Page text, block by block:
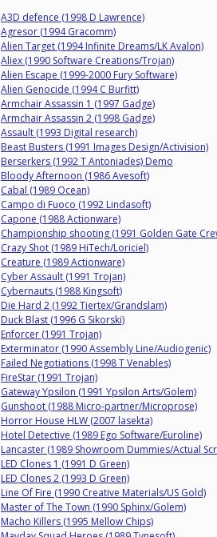
A3D defence (1998 D Lawrence)
Agresor (1994 Gracomm)
Alien Target (1994 Infinite Dreams/LK Avalon)
Aliex (1990 Software Creations/Trojan)
Alien Escape (1999-2000 Fury Software)
Alien Genocide (1994 C Burfitt)
Armchair Assassin 1 (1997 Gadge)
Armchair Assassin 2 (1998 Gadge)
Assault (1993 Digital research)
Beast Busters (1991 Images Design/Activision)
Berserkers (1992 T Antoniades) Demo
Bloody Afternoon (1986 Avesoft)
Cabal (1989 Ocean)
Campo di Fuoco (1992 Lindasoft)
Capone (1988 Actionware)
Championship shooting (1991 Golden Gate
Crazy Shot (1989 HiTech/Loriciel)
Creature (1989 Actionware)
Cyber Assault (1991 Trojan)
Cybernauts (1988 Kingsoft)
Die Hard 2 (1992 Tiertex/Grandslam)
Duck Blast (1996 G Sikorski)
Enforcer (1991 Trojan)
Exterminator (1990 Assembly Line/Audiogenic)
Failed Negotiations (1998 T Venables)
FireStar (1991 Trojan)
Gateway Ypsilon (1991 Ypsilon Arts/Golem)
Gunshoot (1988 Micro-partner/Microprose)
Horror House HLW (2007 lasekta)
Hotel Detective (1989 Ego Software/Euroline)
Lancaster (1989 Showroom Dummies/Actual
LED Clones 1 (1991 D Green)
LED Clones 2 (1993 D Green)
Line Of Fire (1990 Creative Materials/US Gold)
Master of The Town (1990 Sphinx/Golem)
Macho Killers (1995 Mellow Chips)